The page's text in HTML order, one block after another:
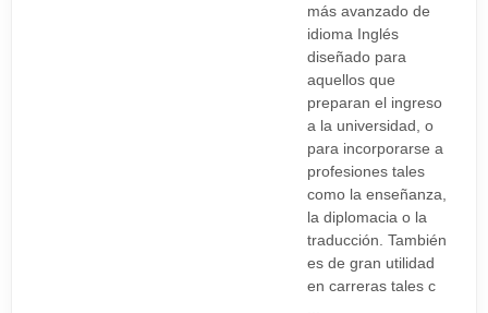
más avanzado de
idioma Inglés
diseñado para
aquellos que
preparan el ingreso
a la universidad, o
para incorporarse a
profesiones tales
como la enseñanza,
la diplomacia o la
traducción. También
es de gran utilidad
en carreras tales c